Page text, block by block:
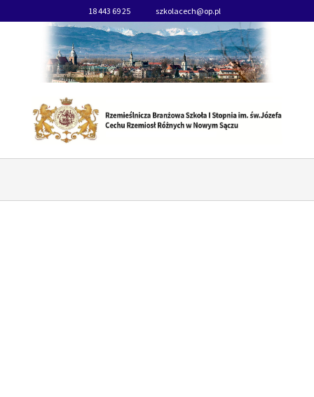
18 443 69 25 szkolacech@op.pl